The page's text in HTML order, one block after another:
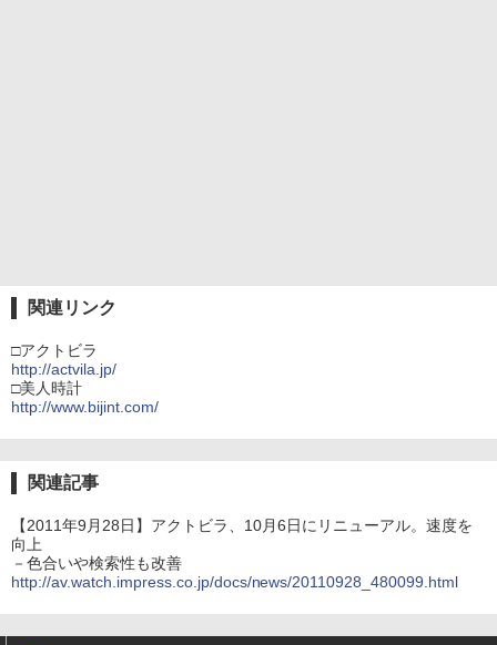
関連リンク
□アクトビラ
http://actvila.jp/
□美人時計
http://www.bijint.com/
関連記事
【2011年9月28日】アクトビラ、10月6日にリニューアル。速度を
向上
－色合いや検索性も改善
http://av.watch.impress.co.jp/docs/news/20110928_480099.html